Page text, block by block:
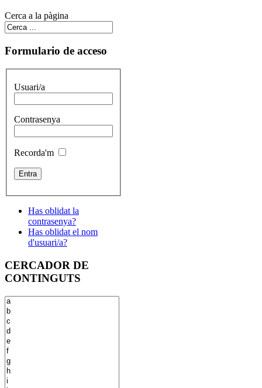
Cerca a la pàgina
Formulario de acceso
Usuari/a
Contrasenya
Recorda'm
Has oblidat la
contrasenya?
Has oblidat el nom
d'usuari/a?
CERCADOR DE
CONTINGUTS